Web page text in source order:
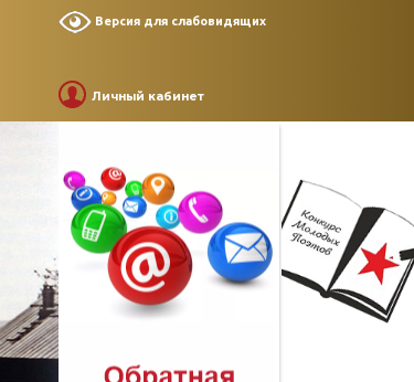
Версия для слабовидящих
Личный кабинет